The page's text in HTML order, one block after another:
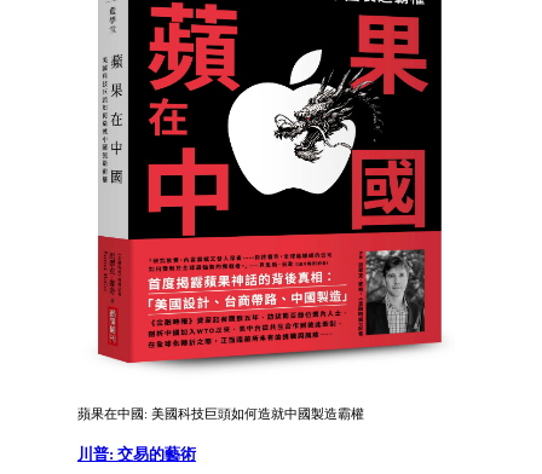
蘋果在中國: 美國科技巨頭如何造就中國製造霸權
川普: 交易的藝術